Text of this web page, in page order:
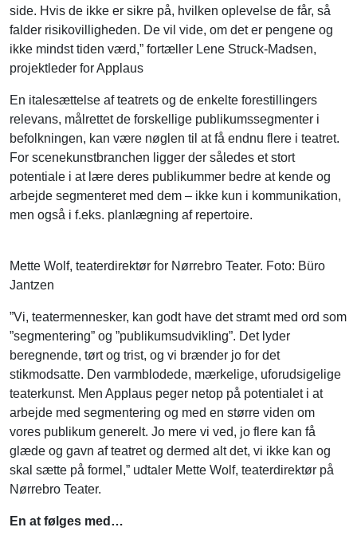
side. Hvis de ikke er sikre på, hvilken oplevelse de får, så
falder risikovilligheden. De vil vide, om det er pengene og
ikke mindst tiden værd,” fortæller Lene Struck-Madsen,
projektleder for Applaus
En italesættelse af teatrets og de enkelte forestillingers
relevans, målrettet de forskellige publikumssegmenter i
befolkningen, kan være nøglen til at få endnu flere i teatret.
For scenekunstbranchen ligger der således et stort
potentiale i at lære deres publikummer bedre at kende og
arbejde segmenteret med dem – ikke kun i kommunikation,
men også i f.eks. planlægning af repertoire.
Mette Wolf, teaterdirektør for Nørrebro Teater. Foto: Büro
Jantzen
”Vi, teatermennesker, kan godt have det stramt med ord som
”segmentering” og ”publikumsudvikling”. Det lyder
beregnende, tørt og trist, og vi brænder jo for det
stikmodsatte. Den varmblodede, mærkelige, uforudsigelige
teaterkunst. Men Applaus peger netop på potentialet i at
arbejde med segmentering og med en større viden om
vores publikum generelt. Jo mere vi ved, jo flere kan få
glæde og gavn af teatret og dermed alt det, vi ikke kan og
skal sætte på formel,” udtaler Mette Wolf, teaterdirektør på
Nørrebro Teater.
En at følges med…